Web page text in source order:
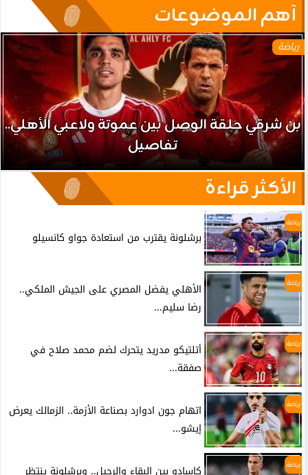
آهم الموضوعات
رياضة
بن شرقي حلقة الوصل بين عموتة ولاعبي الأهلي..
تفاصيل
الأكثر قراءة
رياضة
برشلونة يقترب من استعادة جواو كانسيلو
رياضة
الأهلي يفضل المصري على الجيش الملكي..
رضا سليم...
رياضة
أتلتيكو مدريد يتحرك لضم محمد صلاح في
صفقة...
رياضة
اتهام جون ادوارد بصناعة الأزمة.. الزمالك يعرض
إيشو...
رياضة